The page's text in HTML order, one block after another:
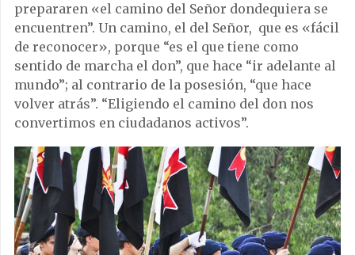
prepararen «el camino del Señor dondequiera se
encuentren”. Un camino, el del Señor, que es «fácil
de reconocer», porque “es el que tiene como
sentido de marcha el don”, que hace “ir adelante al
mundo”; al contrario de la posesión, “que hace
volver atrás”. “Eligiendo el camino del don nos
convertimos en ciudadanos activos”.